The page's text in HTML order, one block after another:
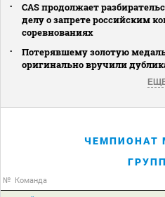
CAS продолжает
делу о запрете российским
соревнованиях
Потерявшему золотую
оригинально вручили
ЧЕМПИОНАТ
№ Команда